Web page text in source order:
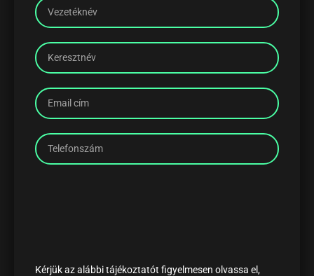
Kérjük az alábbi tájékoztatót figyelmesen olvassa el,